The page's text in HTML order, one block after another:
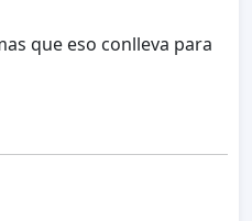
que eso conlleva para